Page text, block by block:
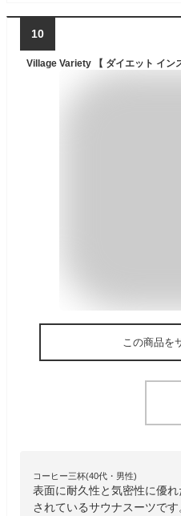
10
この商品を
コーヒー三杯(40代・男性)
表面に耐久性と気密性に優
されているサウナスーツで